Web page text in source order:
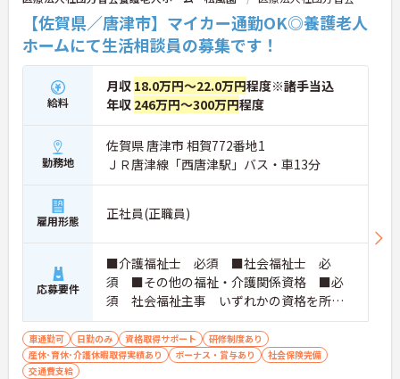
【佐賀県／唐津市】マイカー通勤OK◎養護老人
ホームにて生活相談員の募集です！
給料
月収 18.0万円～22.0万円程度※諸手当込
年収 246万円～300万円程度
勤務地
佐賀県 唐津市 相賀772番地1
ＪＲ唐津線「西唐津駅」バス・車13分
雇用形態 正社員(正職員)
応募要件
■介護福祉士 必須 ■社会福祉士 必
須 ■その他の福祉・介護関係資格 ■必
須 社会福祉主事 いずれかの資格を所持
で可 ■普通自動車運転免許 あれば尚可
（ＡＴ限定可） ■必要なPCスキル パソコ
ン基本操作
車通勤可 日勤のみ 資格取得サポート
研修制度あり
産休･育休･介護休暇取得実績あり
ボーナス・賞与あり
社会保険完備
交通費支給